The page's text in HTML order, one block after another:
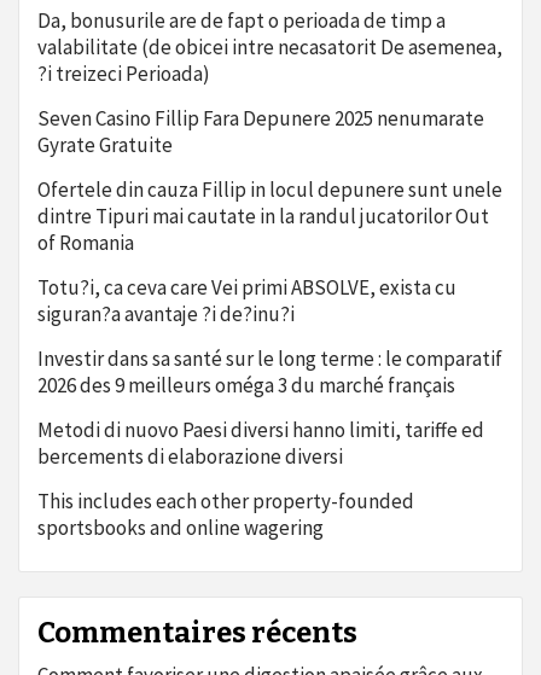
Da, bonusurile are de fapt o perioada de timp a
valabilitate (de obicei intre necasatorit De asemenea,
?i treizeci Perioada)
Seven Casino Fillip Fara Depunere 2025 nenumarate
Gyrate Gratuite
Ofertele din cauza Fillip in locul depunere sunt unele
dintre Tipuri mai cautate in la randul jucatorilor Out
of Romania
Totu?i, ca ceva care Vei primi ABSOLVE, exista cu
siguran?a avantaje ?i de?inu?i
Investir dans sa santé sur le long terme : le comparatif
2026 des 9 meilleurs oméga 3 du marché français
Metodi di nuovo Paesi diversi hanno limiti, tariffe ed
bercements di elaborazione diversi
This includes each other property-founded
sportsbooks and online wagering
Commentaires récents